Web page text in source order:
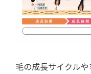
毛の成長サイクル